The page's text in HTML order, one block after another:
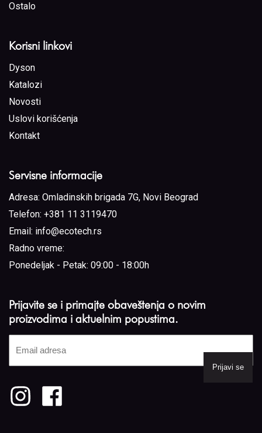
Ostalo
Korisni linkovi
Dyson
Katalozi
Novosti
Uslovi korišćenja
Kontakt
Servisne informacije
Adresa: Omladinskih brigada 7G, Novi Beograd
Telefon: +381 11 3119470
Email: info@ecotech.rs
Radno vreme:
Ponedeljak - Petak: 09:00 - 18:00h
Prijavite se i primajte obaveštenja o novim
proizvodima i aktuelnim popustima.
adresa